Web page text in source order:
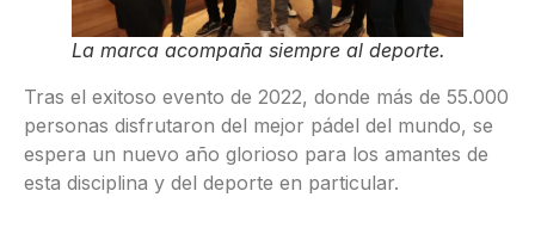
La marca acompaña siempre al deporte.
Tras el exitoso evento de 2022, donde más de 55.000
personas disfrutaron del mejor pádel del mundo, se
espera un nuevo año glorioso para los amantes de
esta disciplina y del deporte en particular.